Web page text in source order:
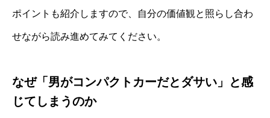
ポイントも紹介しますので、自分の価値観と照らし合わ
せながら読み進めてみてください。
なぜ「男がコンパクトカーだとダサい」と感
じてしまうのか